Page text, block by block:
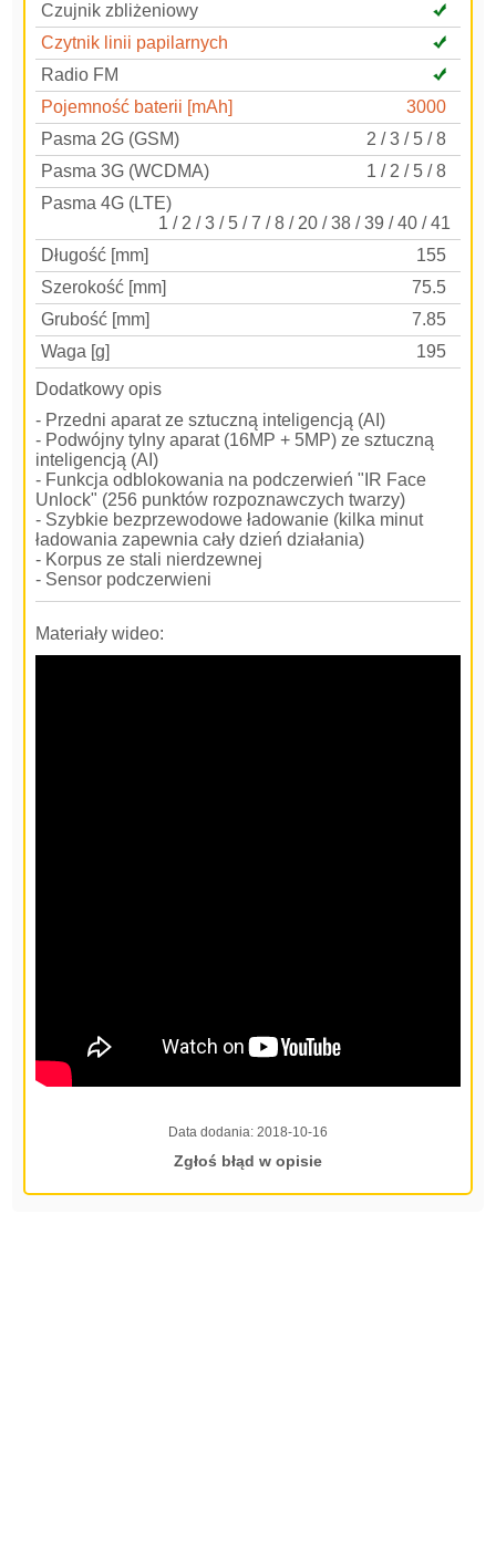
Czujnik zbliżeniowy
Czytnik linii papilarnych
Radio FM
Pojemność baterii [mAh]
3000
Pasma 2G (GSM)
2 / 3 / 5 / 8
Pasma 3G (WCDMA)
1 / 2 / 5 / 8
Pasma 4G (LTE)
1 / 2 / 3 / 5 / 7 / 8 / 20 / 38 / 39 / 40 / 41
Długość [mm]
155
Szerokość [mm]
75.5
Grubość [mm]
7.85
Waga [g]
195
Dodatkowy opis
- Przedni aparat ze sztuczną inteligencją (AI)
- Podwójny tylny aparat (16MP + 5MP) ze sztuczną
inteligencją (AI)
- Funkcja odblokowania na podczerwień "IR Face
Unlock" (256 punktów rozpoznawczych twarzy)
- Szybkie bezprzewodowe ładowanie (kilka minut
ładowania zapewnia cały dzień działania)
- Korpus ze stali nierdzewnej
- Sensor podczerwieni
Materiały wideo:
Data dodania: 2018-10-16
Zgłoś błąd w opisie